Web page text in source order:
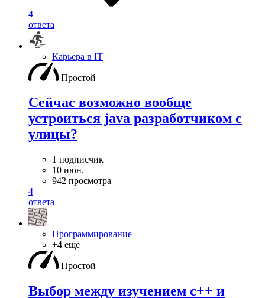
4
ответа
Карьера в IT
Простой
Сейчас возможно вообще
устроиться java разработчиком с
улицы?
1 подписчик
10 июн.
942 просмотра
4
ответа
Программирование
+4 ещё
Простой
Выбор между изучением c++ и